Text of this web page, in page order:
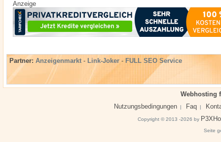
Anzeige
Partner: Anzeigenmarkt - Link-Joker - FULL SEO Service
Webhosting
Nutzungsbedingungen | Faq |
Copyright © 2013 -2026 by
Seite